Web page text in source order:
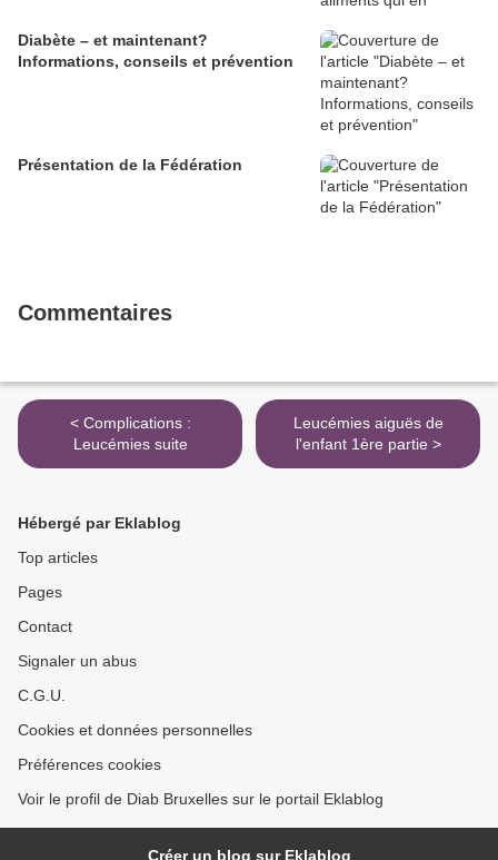
Diabète – et maintenant?
Informations, conseils et prévention
Présentation de la Fédération
Commentaires
< Complications :
Leucémies suite
Leucémies aiguës de
l'enfant 1ère partie >
Hébergé par Eklablog
Top articles
Pages
Contact
Signaler un abus
C.G.U.
Cookies et données personnelles
Préférences cookies
Voir le profil de Diab Bruxelles sur le portail Eklablog
Créer un blog sur Eklablog